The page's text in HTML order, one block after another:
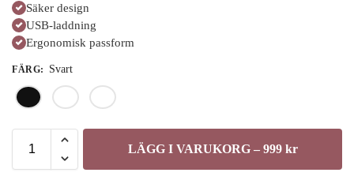
Säker design
USB-laddning
Ergonomisk passform
FÄRG: Svart
LÄGG I VARUKORG – 999 kr